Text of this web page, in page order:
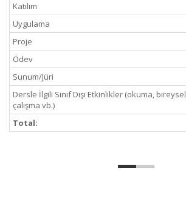
Katılım
Uygulama
Proje
Ödev
Sunum/Jüri
Dersle İlgili Sınıf Dışı Etkinlikler (okuma, bireysel
çalışma vb.)
Total: